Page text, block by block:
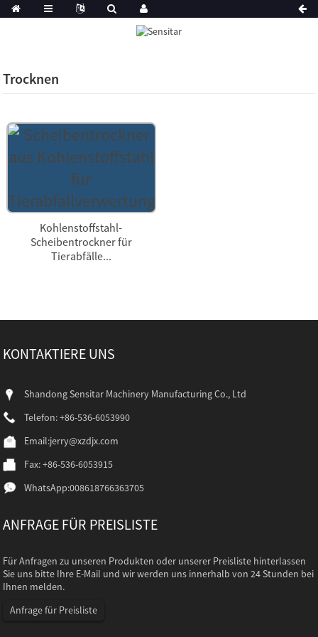
Trocknen
Kohlenstoffstahl-
Scheibentrockner für
Tierabfälle...
KONTAKTIERE UNS
Shandong Sensitar Machinery Manufacturing Co., Ltd
Telefon: +86-536-6053990
Email:jerry@xzdjx.com
Fax: +86-536-6053915
WhatsApp:008618766363705
ANFRAGE FÜR PREISLISTE
Für Anfragen zu unseren Produkten oder unserer Preisliste hinterlassen
Sie uns bitte Ihre E-Mail und wir werden uns innerhalb von 24 Stunden bei
Ihnen melden.
Anfrage für Preisliste